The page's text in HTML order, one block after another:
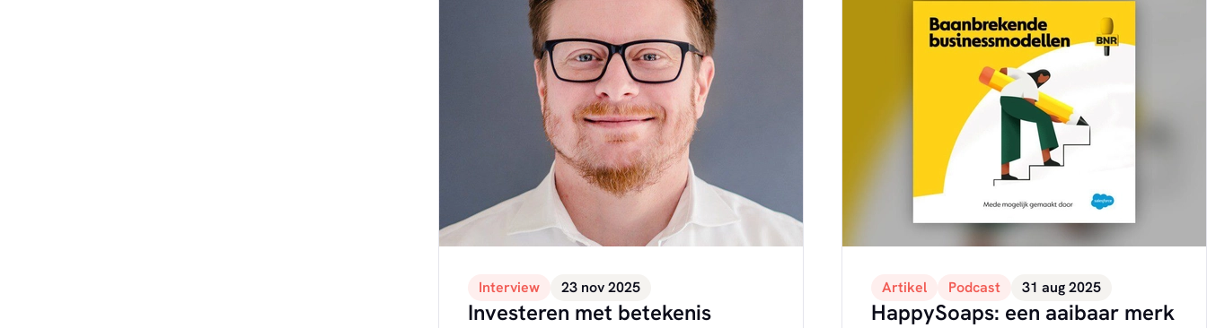
Interview 23 nov 2025
Investeren met betekenis
Artikel Podcast 31 aug 2025
HappySoaps: een aaibaar merk